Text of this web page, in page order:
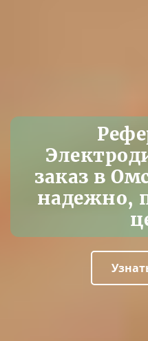
заказ в
надежно,